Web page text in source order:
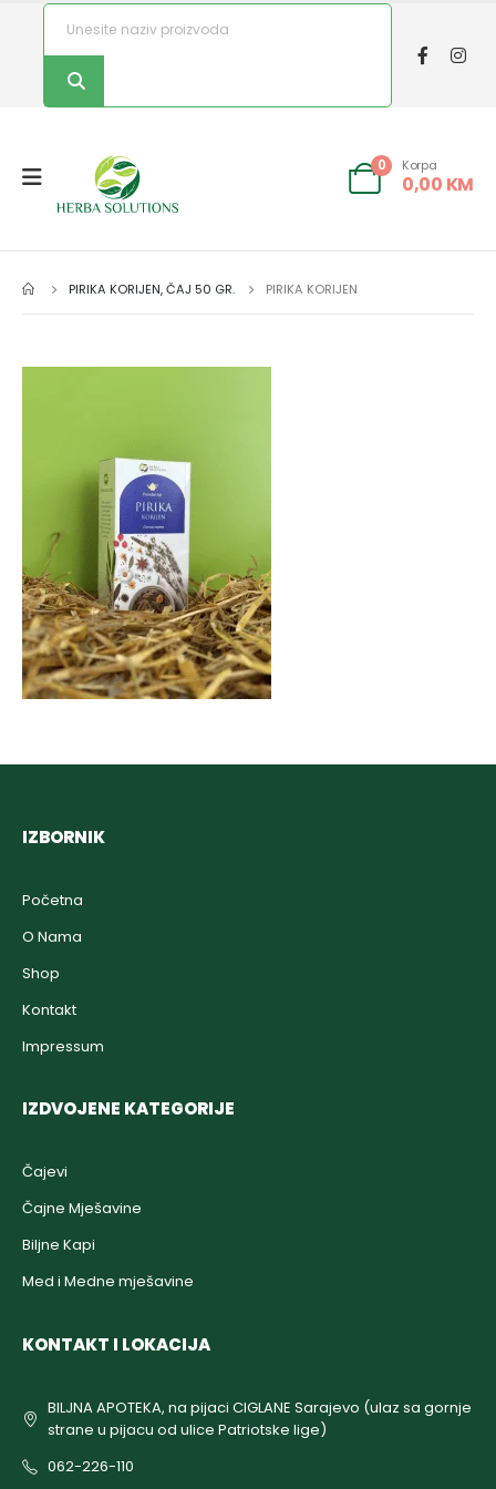
0 Korpa
0,00 KM
PIRIKA KORIJEN, ČAJ 50 GR. PIRIKA KORIJEN
IZBORNIK
Početna
O Nama
Shop
Kontakt
Impressum
IZDVOJENE KATEGORIJE
Čajevi
Čajne Mješavine
Biljne Kapi
Med i Medne mješavine
KONTAKT I LOKACIJA
BILJNA APOTEKA, na pijaci CIGLANE Sarajevo (ulaz sa gornje
strane u pijacu od ulice Patriotske lige)
062-226-110